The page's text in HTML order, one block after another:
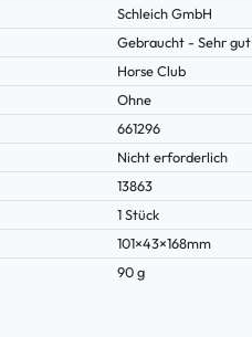
Schleich GmbH
Gebraucht - Sehr gut
Horse Club
Ohne
661296
Nicht erforderlich
13863
1 Stück
101×43×168mm
90 g